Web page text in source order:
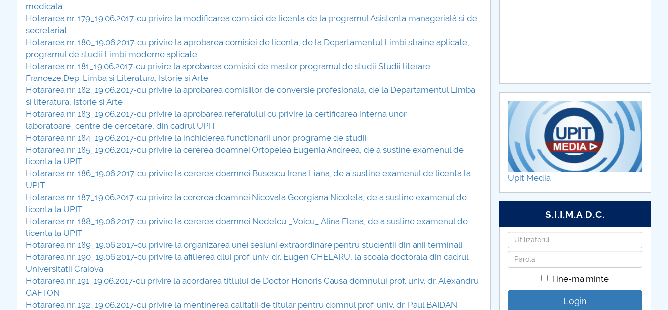
medicala
Hotararea nr. 179_19.06.2017-cu privire la modificarea comisiei de licenta de la programul Asistenta managerială si de
secretariat
Hotararea nr. 180_19.06.2017-cu privire la aprobarea comisiei de licenta, de la Departamentul Limbi straine aplicate,
programul de studii Limbi moderne aplicate
Hotararea nr. 181_19.06.2017-cu privire la aprobarea comisiei de master programul de studii Studii literare
Franceze,Dep. Limba si Literatura, Istorie si Arte
Hotararea nr. 182_19.06.2017-cu privire la aprobarea comisiilor de conversie profesionala, de la Departamentul Limba
si literatura, Istorie si Arte
Hotararea nr. 183_19.06.2017-cu privire la aprobarea referatului cu privire la certificarea internă unor
laboratoare_centre de cercetare, din cadrul UPIT
Hotararea nr. 184_19.06.2017-cu privire la inchiderea functionarii unor programe de studii
Hotararea nr. 185_19.06.2017-cu privire la cererea doamnei Ortopelea Eugenia Andreea, de a sustine examenul de
licenta la UPIT
Hotararea nr. 186_19.06.2017-cu privire la cererea doamnei Busescu Irena Liana, de a sustine examenul de licenta la
UPIT
Hotararea nr. 187_19.06.2017-cu privire la cererea doamnei Nicovala Georgiana Nicoleta, de a sustine examenul de
licenta la UPIT
Hotararea nr. 188_19.06.2017-cu privire la cererea doamnei Nedelcu _Voicu_ Alina Elena, de a sustine examenul de
licenta la UPIT
Hotararea nr. 189_19.06.2017-cu privire la organizarea unei sesiuni extraordinare pentru studentii din anii terminali
Hotararea nr. 190_19.06.2017-cu privire la afilierea dlui prof. univ. dr. Eugen CHELARU, la scoala doctorala din cadrul
Universitatii Craiova
Hotararea nr. 191_19.06.2017-cu privire la acordarea titlului de Doctor Honoris Causa domnului prof. univ. dr. Alexandru
GAFTON
Hotararea nr. 192_19.06.2017-cu privire la mentinerea calitatii de titular pentru domnul prof. univ. dr. Paul BAIDAN
Upit Media
S.I.I.M.A.D.C.
Utilizatorul
Parola
Tine-ma minte
Login